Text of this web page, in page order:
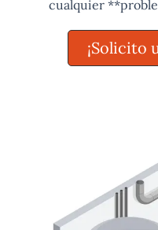
cualquier
¡Solicito